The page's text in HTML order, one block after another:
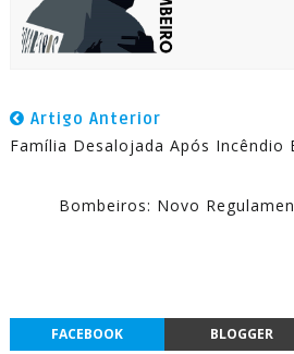
Artigo Anterior
Família Desalojada Após Incêndio
Bombeiros: Novo
FACEBOOK BLOGGER